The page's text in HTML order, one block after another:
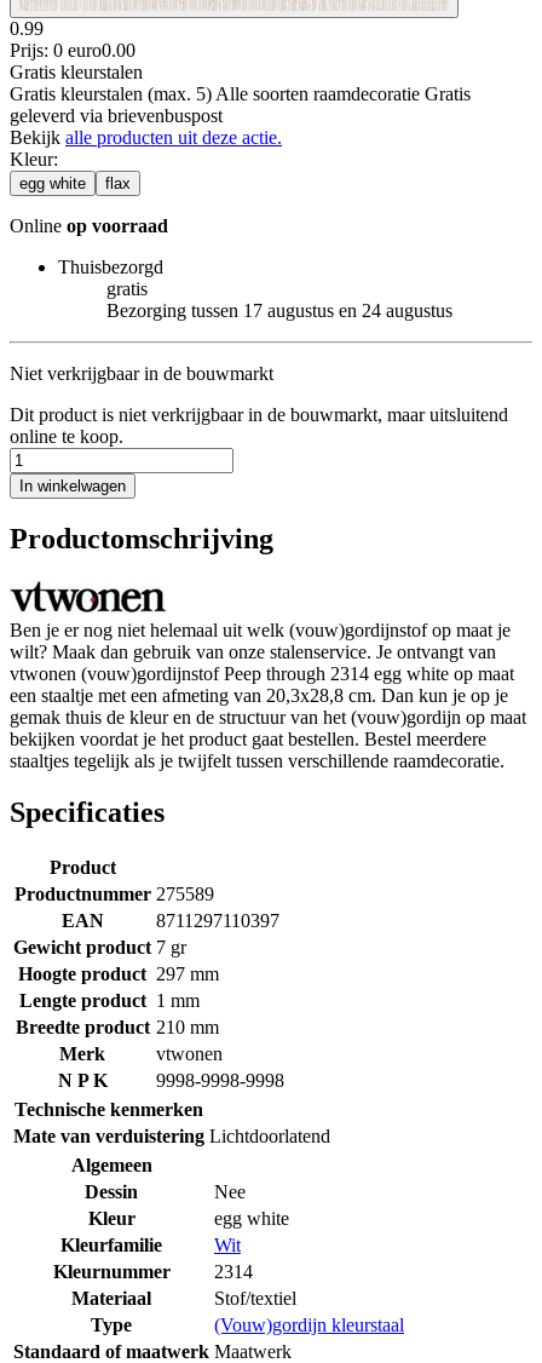
0.99
Prijs: 0 euro0.00
Gratis kleurstalen
Gratis kleurstalen (max. 5) Alle soorten raamdecoratie Gratis
geleverd via brievenbuspost
Bekijk alle producten uit deze actie.
Kleur:
egg white flax
Online op voorraad
Thuisbezorgd
gratis
Bezorging tussen 17 augustus en 24 augustus
Niet verkrijgbaar in de bouwmarkt
Dit product is niet verkrijgbaar in de bouwmarkt, maar uitsluitend
online te koop.
In winkelwagen
Productomschrijving
Ben je er nog niet helemaal uit welk (vouw)gordijnstof op maat je
wilt? Maak dan gebruik van onze stalenservice. Je ontvangt van
vtwonen (vouw)gordijnstof Peep through 2314 egg white op maat
een staaltje met een afmeting van 20,3x28,8 cm. Dan kun je op je
gemak thuis de kleur en de structuur van het (vouw)gordijn op maat
bekijken voordat je het product gaat bestellen. Bestel meerdere
staaltjes tegelijk als je twijfelt tussen verschillende raamdecoratie.
Specificaties
Product
Productnummer 275589
EAN
8711297110397
Gewicht product 7 gr
Hoogte product 297 mm
Lengte product 1 mm
Breedte product 210 mm
Merk
vtwonen
N P K
9998-9998-9998
Technische kenmerken
Mate van verduistering Lichtdoorlatend
Algemeen
Dessin
Nee
Kleur
egg white
Kleurfamilie
Wit
Kleurnummer
2314
Materiaal
Stof/textiel
Type
(Vouw)gordijn kleurstaal
Standaard of maatwerk Maatwerk